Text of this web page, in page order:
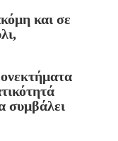
και σε
συμβάλει